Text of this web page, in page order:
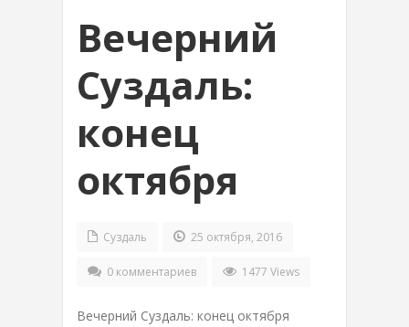
Вечерний
Суздаль:
конец
октября
Суздаль 25 октября, 2016
0 комментариев 1477 Views
Вечерний Суздаль: конец октября